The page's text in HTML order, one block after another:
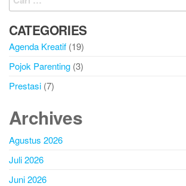
CATEGORIES
Agenda Kreatif (19)
Pojok Parenting (3)
Prestasi (7)
Archives
Agustus 2026
Juli 2026
Juni 2026